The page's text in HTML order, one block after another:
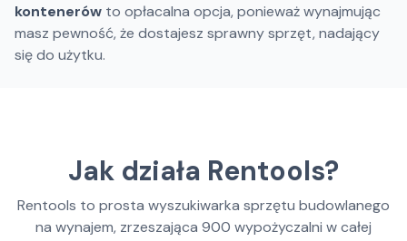
kontenerów to opłacalna opcja, ponieważ wynajmując
masz pewność, że dostajesz sprawny sprzęt, nadający
się do użytku.
Jak działa Rentools?
Rentools to prosta wyszukiwarka sprzętu budowlanego
na wynajem, zrzeszająca 900 wypożyczalni w całej